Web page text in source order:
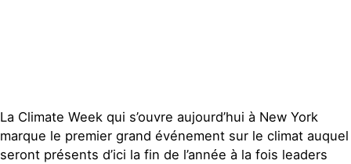
La Climate Week qui s’ouvre aujourd’hui à New York
marque le premier grand événement sur le climat auquel
seront présents d’ici la fin de l’année à la fois leaders